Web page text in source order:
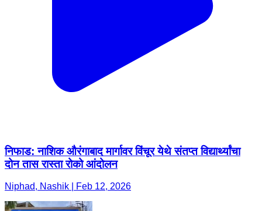
निफाड: नाशिक औरंगाबाद मार्गावर विंचूर येथे संतप्त विद्यार्थ्यांचा
दोन तास रास्ता रोको आंदोलन
Niphad, Nashik | Feb 12, 2026